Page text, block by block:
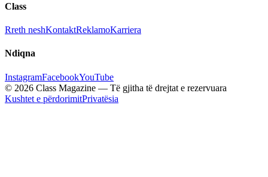
Class
Rreth neshKontaktReklamoKarriera
Ndiqna
InstagramFacebookYouTube
© 2026 Class Magazine — Të gjitha të drejtat e rezervuara
Kushtet e përdorimitPrivatësia